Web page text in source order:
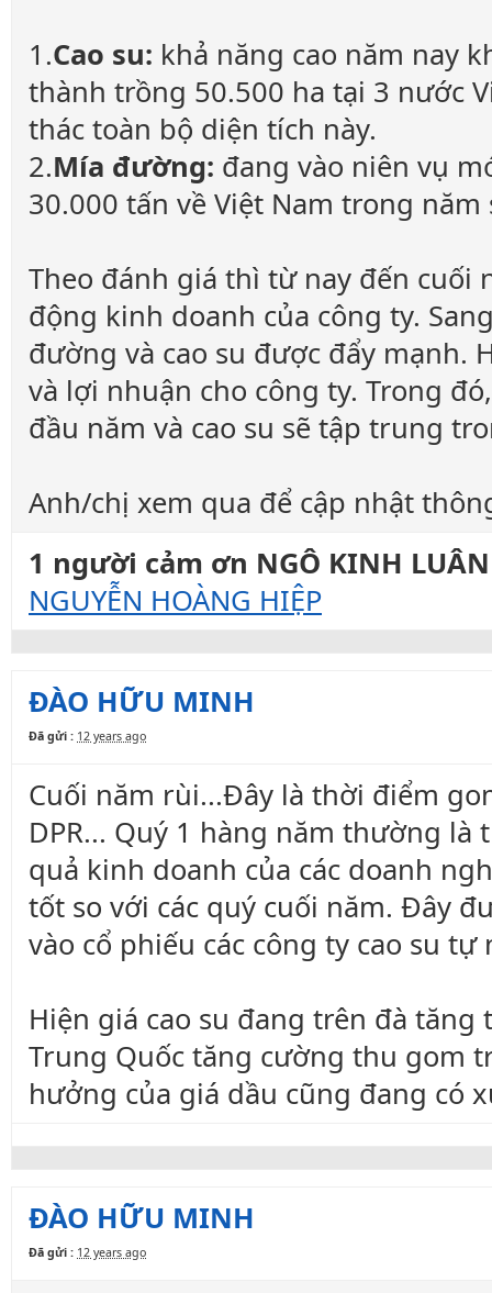
1.Cao su: khả năng cao năm nay
thành trồng 50.500 ha tại 3 nước
thác toàn bộ diện tích này.
2.Mía đường: đang vào niên vụ
30.000 tấn về Việt Nam trong năm
Theo đánh giá thì từ nay đến cuối
động kinh doanh của công ty.
đường và cao su được đẩy mạnh.
và lợi nhuận cho công ty. Trong
đầu năm và cao su sẽ tập trung
Anh/chị xem qua để cập nhật
1 người cảm ơn NGÔ KINH
NGUYỄN HOÀNG HIỆP
ĐÀO HỮU MINH
Đã gửi : 12 years ago
Cuối năm rùi...Đây là thời điểm
DPR... Quý 1 hàng năm thường
quả kinh doanh của các doanh
tốt so với các quý cuối năm. Đây
vào cổ phiếu các công ty cao su tự
Hiện giá cao su đang trên đà
Trung Quốc tăng cường thu gom
hưởng của giá dầu cũng đang có
ĐÀO HỮU MINH
Đã gửi : 12 years ago